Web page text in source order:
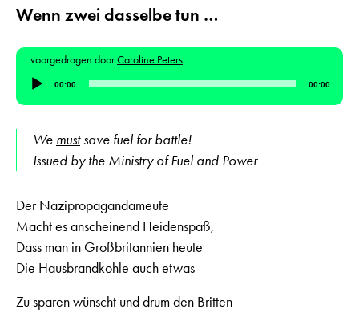
Wenn zwei dasselbe tun …
voorgedragen doorCaroline Peters
Audiospeler
00:00 00:00
We mustsave fuel for battle!
Issued by the Ministry of Fuel and Power
Der Nazipropagandameute
Macht es anscheinend Heidenspaß,
Dass man in Großbritannien heute
Die Hausbrandkohle auch etwas
Zu sparen wünscht und drum den Britten